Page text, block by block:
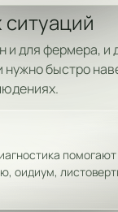
ситуаций
и для фермера, и
нужно быстро
помогают
оидиум,